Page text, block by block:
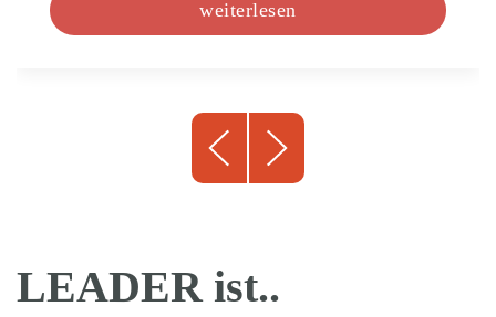
weiterlesen
LEADER ist..